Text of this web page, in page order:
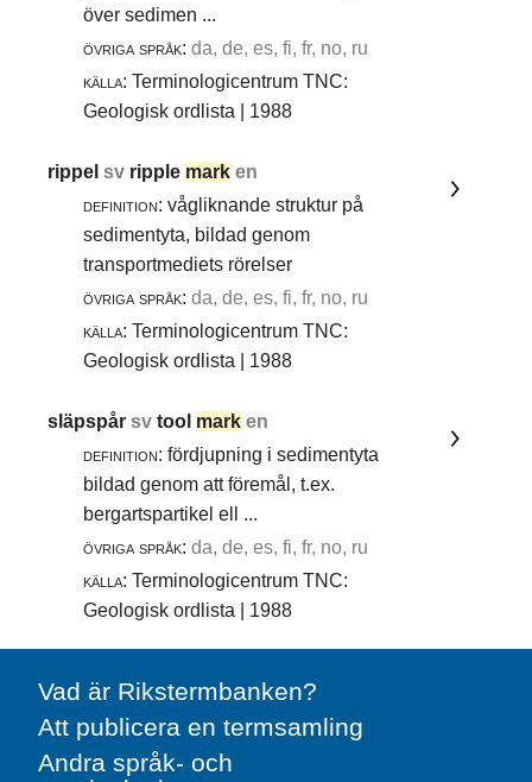
över sedimen ...
övriga språk: da, de, es, fi, fr, no, ru
källa: Terminologicentrum TNC:
Geologisk ordlista | 1988
rippelsv ripple mark en
definition: vågliknande struktur på
sedimentyta, bildad genom
transportmediets rörelser
övriga språk: da, de, es, fi, fr, no, ru
källa: Terminologicentrum TNC:
Geologisk ordlista | 1988
släpspårsvtool mark en
definition: fördjupning i sedimentyta
bildad genom att föremål, t.ex.
bergartspartikel ell ...
övriga språk: da, de, es, fi, fr, no, ru
källa: Terminologicentrum TNC:
Geologisk ordlista | 1988
Vad är Rikstermbanken?
Att publicera en termsamling
Andra språk- och